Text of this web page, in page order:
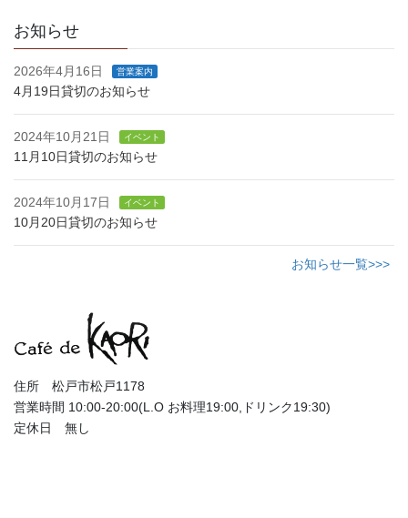
お知らせ
2026年4月16日 営業案内
4月19日貸切のお知らせ
2024年10月21日 イベント
11月10日貸切のお知らせ
2024年10月17日 イベント
10月20日貸切のお知らせ
お知らせ一覧>>>
住所 松戸市松戸1178
営業時間 10:00-20:00(L.O お料理19:00,ドリンク19:30)
定休日 無し